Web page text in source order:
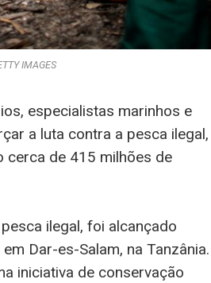
IMAGES
especialistas marinhos e
a luta contra a pesca ilegal,
cerca de 415 milhões de
ilegal, foi alcançado
Dar-es-Salam, na Tanzânia.
iniciativa de conservação